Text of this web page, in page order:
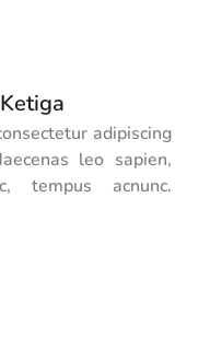
adipiscing
leo sapien,
tempus acnunc.